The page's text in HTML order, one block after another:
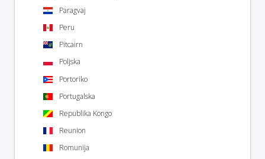
Paragvaj
Peru
Pitcairn
Poljska
Portoriko
Portugalska
Republika Kongo
Reunion
Romunija